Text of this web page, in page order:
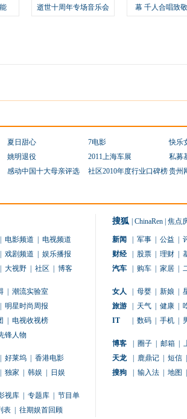
逝世十周年专场音乐会
幕 千人合唱致
夏日甜心 7电影
快乐
姚明退役 2011上海车展
私募
感动中国十大母亲评选 社区2010年度行业口碑榜贵州
电影频道
电视频道
戏剧频道
娱乐播报
大视野 社区 博客
潮流实验室
明星时尚周报
电视收视榜
锋人物
好莱坞
香港电影
独家 韩娱 日娱
视库 专题库
节目单
表 往期娱首回顾
搜狐 ChinaRen 焦点
新闻 军事 公益
财经
股票 理财
汽车
购车 家居
女人 母婴 新娘
旅游
天气 健康
IT
数码 手机
博客 圈子 邮箱
天龙
鹿鼎记 短信
搜狗
输入法 地图